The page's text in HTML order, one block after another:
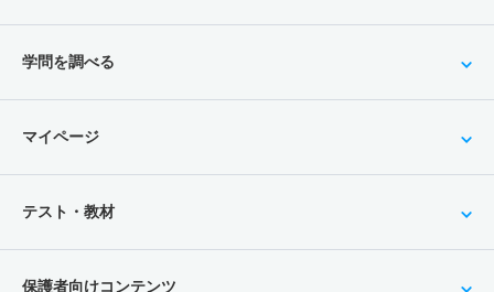
学問を調べる
マイページ
テスト・教材
保護者向けコンテンツ